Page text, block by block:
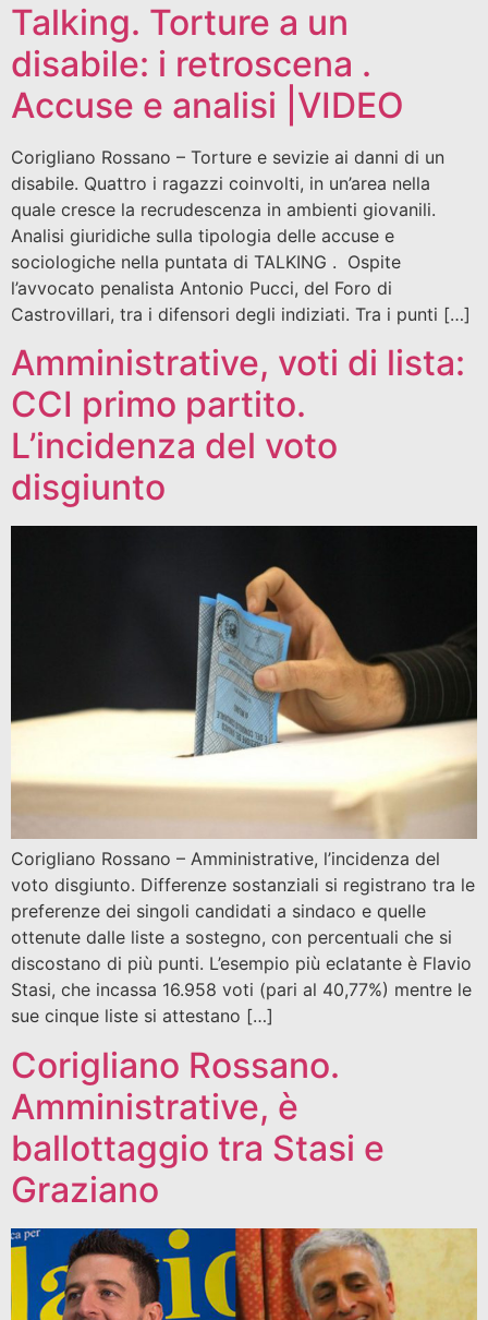
Talking. Torture a un
disabile: i retroscena .
Accuse e analisi |VIDEO
Corigliano Rossano – Torture e sevizie ai danni di un
disabile. Quattro i ragazzi coinvolti, in un’area nella
quale cresce la recrudescenza in ambienti giovanili.
Analisi giuridiche sulla tipologia delle accuse e
sociologiche nella puntata di TALKING . Ospite
l’avvocato penalista Antonio Pucci, del Foro di
Castrovillari, tra i difensori degli indiziati. Tra i punti […]
Amministrative, voti di lista:
CCI primo partito.
L’incidenza del voto
disgiunto
Corigliano Rossano – Amministrative, l’incidenza del
voto disgiunto. Differenze sostanziali si registrano tra le
preferenze dei singoli candidati a sindaco e quelle
ottenute dalle liste a sostegno, con percentuali che si
discostano di più punti. L’esempio più eclatante è Flavio
Stasi, che incassa 16.958 voti (pari al 40,77%) mentre le
sue cinque liste si attestano […]
Corigliano Rossano.
Amministrative, è
ballottaggio tra Stasi e
Graziano